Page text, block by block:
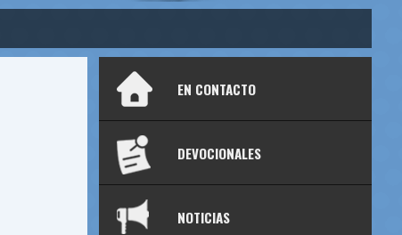
EN CONTACTO
DEVOCIONALES
NOTICIAS